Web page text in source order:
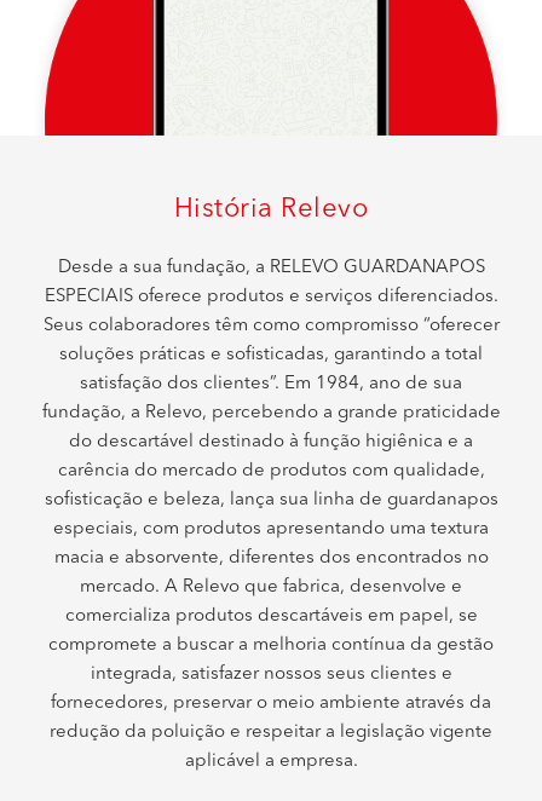
História Relevo
Desde a sua fundação, a RELEVO GUARDANAPOS
ESPECIAIS oferece produtos e serviços diferenciados.
Seus colaboradores têm como compromisso “oferecer
soluções práticas e sofisticadas, garantindo a total
satisfação dos clientes”. Em 1984, ano de sua
fundação, a Relevo, percebendo a grande praticidade
do descartável destinado à função higiênica e a
carência do mercado de produtos com qualidade,
sofisticação e beleza, lança sua linha de guardanapos
especiais, com produtos apresentando uma textura
macia e absorvente, diferentes dos encontrados no
mercado. A Relevo que fabrica, desenvolve e
comercializa produtos descartáveis em papel, se
compromete a buscar a melhoria contínua da gestão
integrada, satisfazer nossos seus clientes e
fornecedores, preservar o meio ambiente através da
redução da poluição e respeitar a legislação vigente
aplicável a empresa.